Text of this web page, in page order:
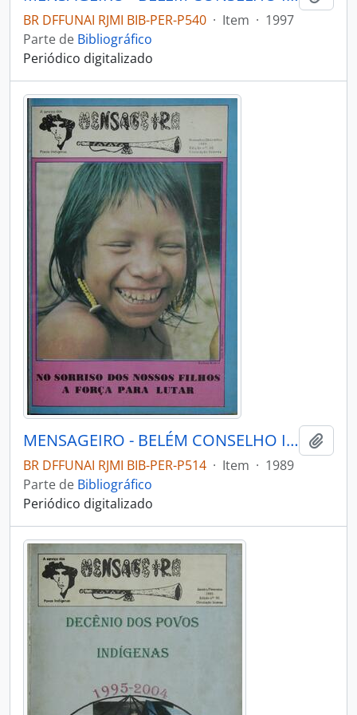
BR DFFUNAI RJMI BIB-PER-P540 · Item · 1997
Parte de Bibliográfico
Periódico digitalizado
MENSAGEIRO - BELÉM CONSELHO INDIGENISTA MISSIONÁRIO - 1989 - Nº60
BR DFFUNAI RJMI BIB-PER-P514 · Item · 1989
Parte de Bibliográfico
Periódico digitalizado